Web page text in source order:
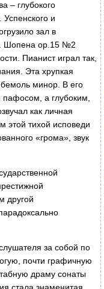
– глубокого
и
зал в
Шопена op.15 №2
Пианист играл так,
Эта хрупкая
минор. В его
а глубоким,
как личная
этой тихой исповеди
«грома», звук
другой
за собой по
почти графичную
драму сонаты